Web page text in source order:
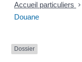
Accueil particuliers >
Douane
Dossier